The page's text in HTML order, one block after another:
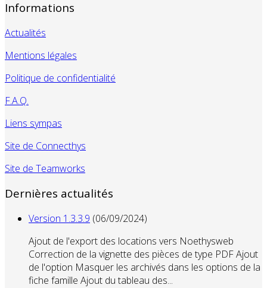
Informations
Actualités
Mentions légales
Politique de confidentialité
F.A.Q.
Liens sympas
Site de Connecthys
Site de Teamworks
Dernières actualités
Version 1.3.3.9 (06/09/2024)
Ajout de l'export des locations vers Noethysweb
Correction de la vignette des pièces de type PDF Ajout
de l'option Masquer les archivés dans les options de la
fiche famille Ajout du tableau des...